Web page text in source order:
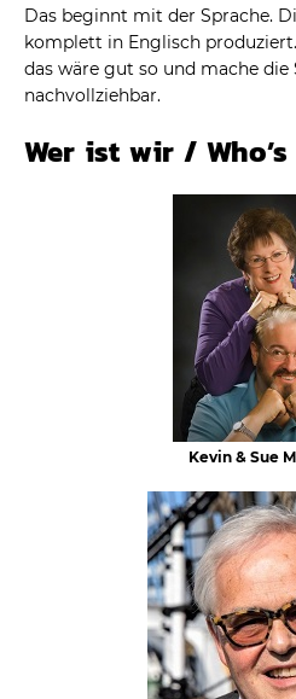
Das beginnt mit der Sprache.
komplett in Englisch
das wäre gut so und mache die
nachvollziehbar.
Wer ist wir /
Kevin & Sue